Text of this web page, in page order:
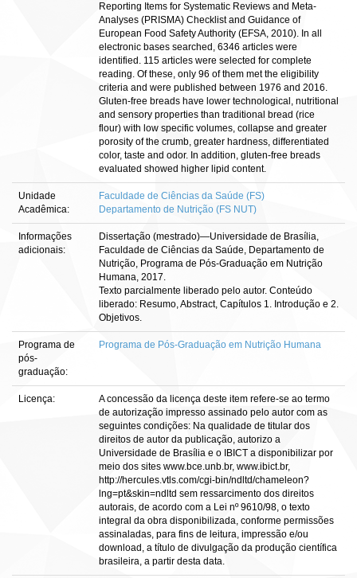
Reporting Items for Systematic Reviews and Meta-
Analyses (PRISMA) Checklist and Guidance of
European Food Safety Authority (EFSA, 2010). In all
electronic bases searched, 6346 articles were
identified. 115 articles were selected for complete
reading. Of these, only 96 of them met the eligibility
criteria and were published between 1976 and 2016.
Gluten-free breads have lower technological, nutritional
and sensory properties than traditional bread (rice
flour) with low specific volumes, collapse and greater
porosity of the crumb, greater hardness, differentiated
color, taste and odor. In addition, gluten-free breads
evaluated showed higher lipid content.
Unidade
Acadêmica:
Faculdade de Ciências da Saúde (FS)
Departamento de Nutrição (FS NUT)
Informações
adicionais:
Dissertação (mestrado)—Universidade de Brasília,
Faculdade de Ciências da Saúde, Departamento de
Nutrição, Programa de Pós-Graduação em Nutrição
Humana, 2017.
Texto parcialmente liberado pelo autor. Conteúdo
liberado: Resumo, Abstract, Capítulos 1. Introdução e 2.
Objetivos.
Programa de
pós-
graduação:
Programa de Pós-Graduação em Nutrição Humana
Licença:
A concessão da licença deste item refere-se ao termo
de autorização impresso assinado pelo autor com as
seguintes condições: Na qualidade de titular dos
direitos de autor da publicação, autorizo a
Universidade de Brasília e o IBICT a disponibilizar por
meio dos sites www.bce.unb.br, www.ibict.br,
http://hercules.vtls.com/cgi-bin/ndltd/chameleon?
lng=pt&skin=ndltd sem ressarcimento dos direitos
autorais, de acordo com a Lei nº 9610/98, o texto
integral da obra disponibilizada, conforme permissões
assinaladas, para fins de leitura, impressão e/ou
download, a título de divulgação da produção científica
brasileira, a partir desta data.